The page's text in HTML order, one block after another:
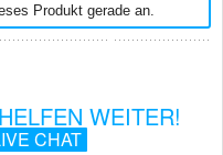
Produkt gerade an.
WEITER!
CHAT